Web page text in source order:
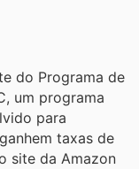
do Programa de
um programa
para
taxas de
site da Amazon